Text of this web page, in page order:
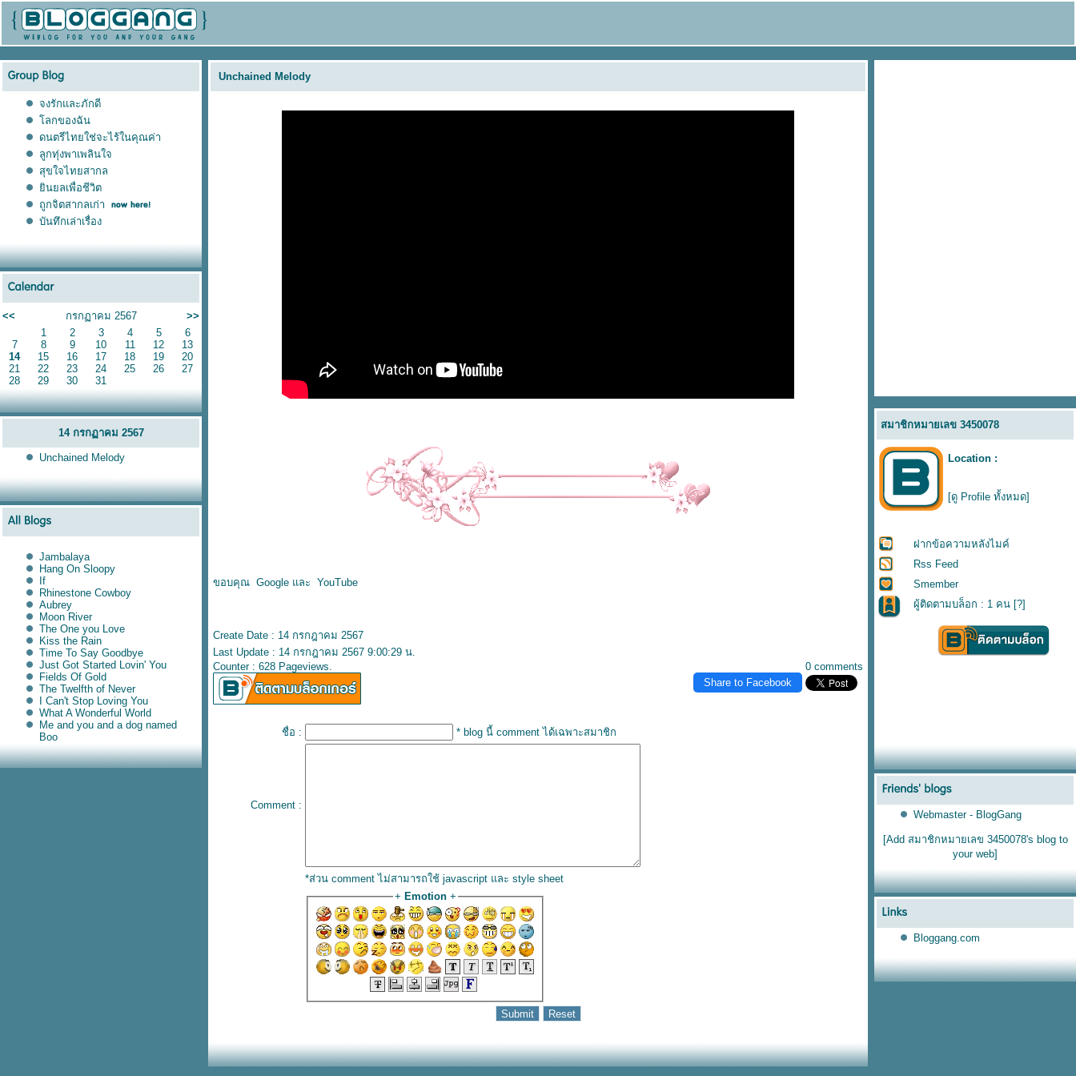
จงรักและภักดี
ลกของฉัน
ดนตรีไทยใช่จะไร้ในคุณค่า
ลูกทุ่งพาเพลินใจ
สุขใจไทยสากล
ินยลเพื่อชีวิต
ถูกจิตสากลเก่า
บันทึกเล่าเรื่อง
<< กรกฏาคม 2567
>>
1
2 3 4 5
6
7
8 9 10 11 12
13
14
15 16 17 18 19
20
21
22 23 24 25 26
27
28
29 30 31
14 กรกฏาคม 2567
Unchained Melody
Jambalaya
Hang On Sloopy
If
Rhinestone Cowboy
Aubrey
Moon River
The One you Love
Kiss the Rain
Time To Say Goodbye
Just Got Started Lovin' You
Fields Of Gold
The Twelfth of Never
I Can't Stop Loving You
What A Wonderful World
Me and you and a dog named
Boo
Pepito
The Way We Were
Unchained Melody
ขอบคุณ Google และ YouTube
Create Date : 14 กรกฎาคม 2567
Last Update : 14 กรกฎาคม 2567 9:00:29 น.
0 comments
Counter : 628 Pageviews.
Share to Facebook
ชื่อ : * blog นี้ comment ได้เฉพาะสมาชิก
Comment :
*ส่วน comment ไม่สามารถใช้ javascript และ style sheet
+ Emotion+
สมาชิกหมายเลข 3450078
Location :
[ดู Profile ทั้งหมด]
ฝากข้อความหลังไมค์
Rss Feed
Smember
ผู้ติดตามบล็อก : 1 คน [?]
Webmaster - BlogGang
[Add สมาชิกหมายเลข 3450078's blog to
your web]
Bloggang.com